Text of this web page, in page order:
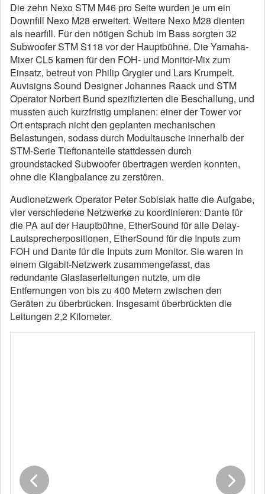
Die zehn Nexo STM M46 pro Seite wurden je um ein
Downfill Nexo M28 erweitert. Weitere Nexo M28 dienten
als nearfill. Für den nötigen Schub im Bass sorgten 32
Subwoofer STM S118 vor der Hauptbühne. Die Yamaha-
Mixer CL5 kamen für den FOH- und Monitor-Mix zum
Einsatz, betreut von Philip Grygier und Lars Krumpelt.
Auvisigns Sound Designer Johannes Raack und STM
Operator Norbert Bund spezifizierten die Beschallung, und
mussten auch kurzfristig umplanen: einer der Tower vor
Ort entsprach nicht den geplanten mechanischen
Belastungen, sodass durch Modultausche innerhalb der
STM-Serie Tieftonanteile stattdessen durch
groundstacked Subwoofer übertragen werden konnten,
ohne die Klangbalance zu zerstören.
Audionetzwerk Operator Peter Sobisiak hatte die Aufgabe,
vier verschiedene Netzwerke zu koordinieren: Dante für
die PA auf der Hauptbühne, EtherSound für alle Delay-
Lautsprecherpositionen, EtherSound für die Inputs zum
FOH und Dante für die Inputs zum Monitor. Sie waren in
einem Gigabit-Netzwerk zusammengefasst, das
redundante Glasfaserleitungen nutzte, um die
Entfernungen von bis zu 400 Metern zwischen den
Geräten zu überbrücken. Insgesamt überbrückten die
Leitungen 2,2 Kilometer.